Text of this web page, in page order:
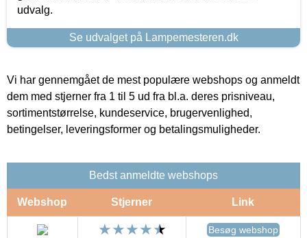
udvalg.
Se udvalget på Lampemesteren.dk
Vi har gennemgået de mest populære webshops og anmeldt
dem med stjerner fra 1 til 5 ud fra bl.a. deres prisniveau,
sortimentstørrelse, kundeservice, brugervenlighed,
betingelser, leveringsformer og betalingsmuligheder.
Bedst anmeldte webshops
Webshop Stjerner Link
Besøg webshop